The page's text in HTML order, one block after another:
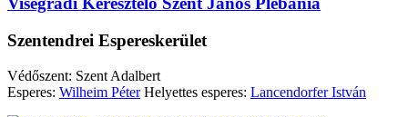
Szentendrei Espereskerület
Védőszent: Szent Adalbert
Esperes: Wilheim PéterHelyettes esperes: Lancendorfer István